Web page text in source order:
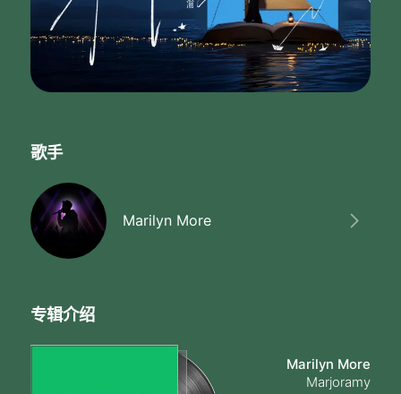
歌手
Marilyn More
专辑介绍
Marilyn More
Marjoramy